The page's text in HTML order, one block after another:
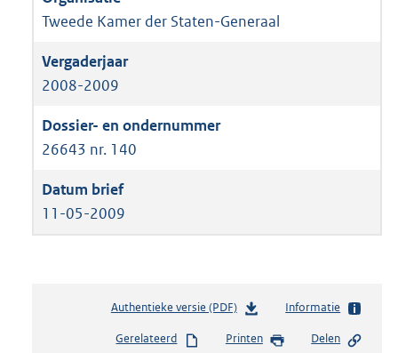
Tweede Kamer der Staten-Generaal
2008-2009
26643 nr. 140
11-05-2009
Authentieke versie (PDF)b
s
Informatie
Gerelateerd Printen Delen